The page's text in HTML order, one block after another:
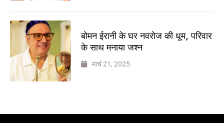
बोमन ईरानी के घर नवरोज की धूम, परिवार
के साथ मनाया जश्न
मार्च 21, 2025